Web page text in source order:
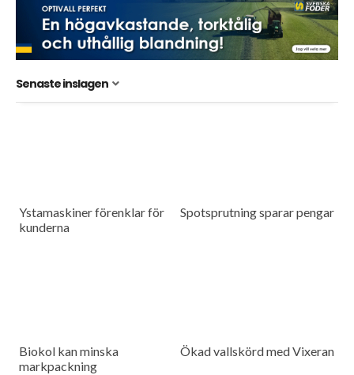
Senaste inslagen
Ystamaskiner förenklar för
kunderna
Spotsprutning sparar pengar
Biokol kan minska
markpackning
Ökad vallskörd med Vixeran